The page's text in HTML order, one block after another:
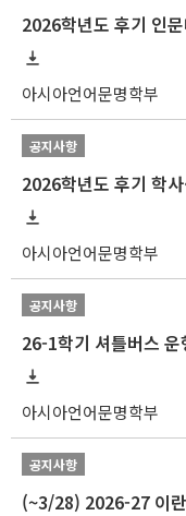
2026학년도 후기 인
아시아언어문명학부
공지사항
2026학년도 후기 학
아시아언어문명학부
공지사항
26-1학기 셔틀버스 운
아시아언어문명학부
공지사항
(~3/28) 2026-27 이